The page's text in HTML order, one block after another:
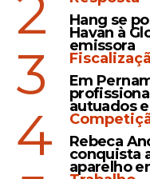
2
Hang se
Havan à
emissora
3
Em
autuados
4
Rebeca
conquista
aparelho